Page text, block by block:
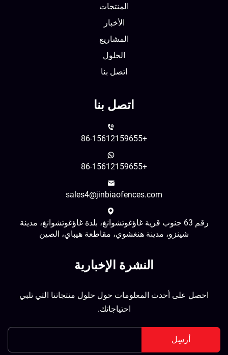
المنتجات
الأخبار
المشاريع
الحلول
اتصل بنا
اتصل بنا
sales4@jinbiaofences.com
رقم 63 جنوب قرية غاؤغوتشوانغ، بلدة غاؤغوتشوانغ، مدينة
شينزو، مدينة هنغشوي، مقاطعة هيباي، الصين
النشرة الإخبارية
احصل على أحدث المعلومات حول حلول منتجاتنا التي تلبي
احتياجاتك.
أرسِل